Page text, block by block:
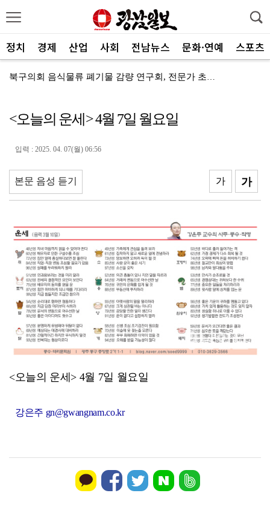
정치 경제 산업 사회 전남뉴스 문화·연예 스포츠
북구의회 음식물류 폐기물 감량 연구회, 전문가 초청 세...
전세사기 피해자 4만명 돌파…10명 중 7명은 ‘청년’
[부고] 최교원 씨(전 동신대 부총장) 모친상
농어촌공사 나주지사, 농업인 폭염 피해 예방 ‘총력’
콘진원, 신기술 융복합 콘텐츠 인재 성과 ‘주목’
전남 양궁, 회장기 전국대회서 ‘금빛 과녁’
<오늘의 운세> 4월 7일 월요일
입력 : 2025. 04. 07(월) 06:56
본문 음성 듣기 가
가
<오늘의 운세> 4월 7일 월요일
강은주 gn@gwangnam.co.kr